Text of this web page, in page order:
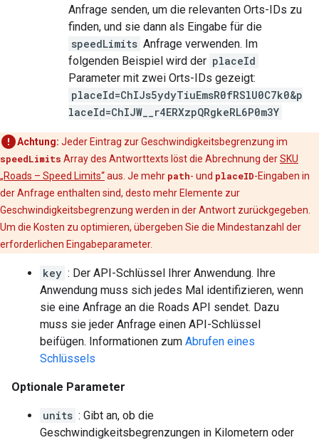
Anfrage senden, um die relevanten Orts-IDs zu
finden, und sie dann als Eingabe für die
speedLimits Anfrage verwenden. Im
folgenden Beispiel wird der placeId
Parameter mit zwei Orts-IDs gezeigt:
placeId=ChIJs5ydyTiuEmsR0fRSlU0C7k0&p
laceId=ChIJW__r4ERXzpQRgkeRL6P0m3Y
Achtung: Jeder Eintrag zur Geschwindigkeitsbegrenzung im
speedLimits Array des Antworttexts löst die Abrechnung derSKU
„Roads – Speed Limits“aus. Je mehr path- und placeID-Eingaben in
der Anfrage enthalten sind, desto mehr Elemente zur
Geschwindigkeitsbegrenzung werden in der Antwort zurückgegeben.
Um die Kosten zu optimieren, übergeben Sie die Mindestanzahl der
erforderlichen Eingabeparameter.
key : Der API-Schlüssel Ihrer Anwendung. Ihre
Anwendung muss sich jedes Mal identifizieren, wenn
sie eine Anfrage an die Roads API sendet. Dazu
muss sie jeder Anfrage einen API-Schlüssel
beifügen. Informationen zum Abrufen eines
Schlüssels
Optionale Parameter
units : Gibt an, ob die
Geschwindigkeitsbegrenzungen in Kilometern oder